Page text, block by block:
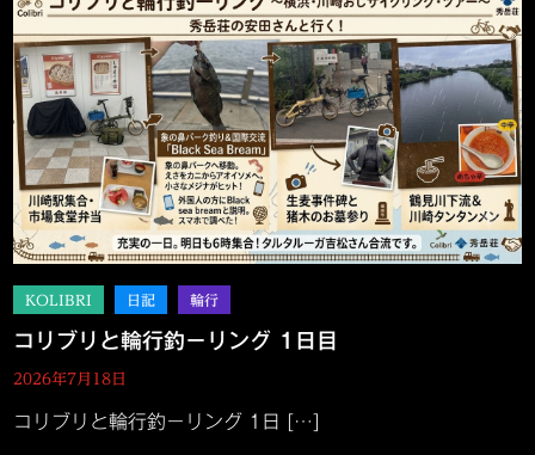
コリブリと輪行釣－リング 1日目
2026年7月18日
コリブリと輪行釣－リング 1日 […]